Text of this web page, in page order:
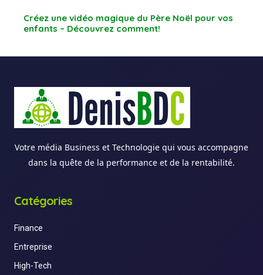
Créez une vidéo magique du Père Noël pour vos
enfants – Découvrez comment!
Votre média Business et Technologie qui vous accompagne
dans la quête de la performance et de la rentabilité.
Catégories
Finance
Entreprise
High-Tech